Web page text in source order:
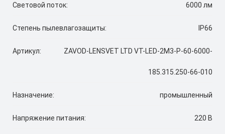
Световой поток: 6000 лм
Степень пылевлагозащиты: IP66
Артикул: ZAVOD-LENSVET LTD VT-LED-2M3-P-60-6000-
185.315.250-66-010
Назначение: промышленный
Напряжение питания: 220 В